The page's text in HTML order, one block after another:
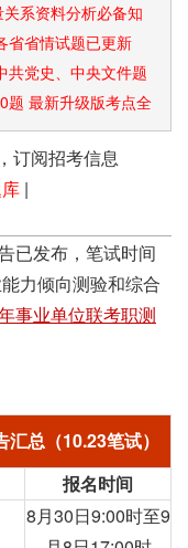
系资料分析必备知
省省情试题已更新
共党史、中央文件题
题 最新升级版考点全
阅招考信息
|
已发布，笔试时间
力倾向测验和综合
事业单位联考职测
总（10.23笔试）
报名时间
8月30日9:00时至9